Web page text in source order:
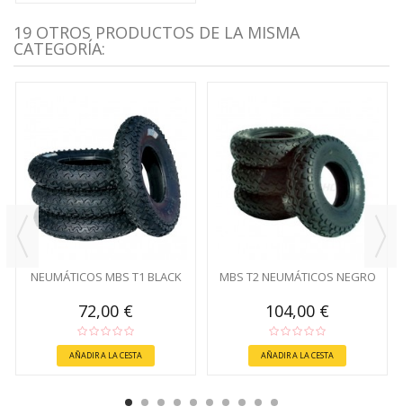
19 OTROS PRODUCTOS DE LA MISMA
CATEGORÍA:
NEUMÁTICOS MBS T1 BLACK
72,00 €
AÑADIR A LA CESTA
MBS T2 NEUMÁTICOS NEGRO
104,00 €
AÑADIR A LA CESTA